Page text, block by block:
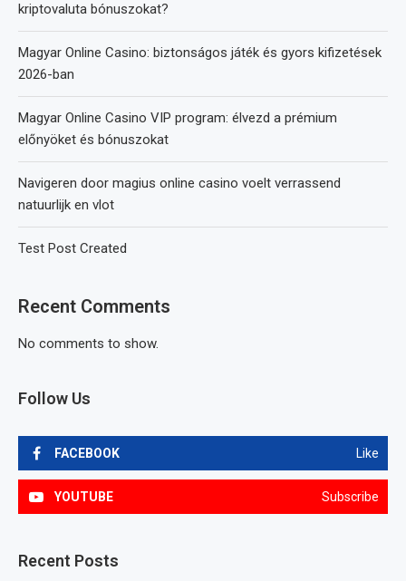
kriptovaluta bónuszokat?
Magyar Online Casino: biztonságos játék és gyors kifizetések
2026-ban
Magyar Online Casino VIP program: élvezd a prémium
előnyöket és bónuszokat
Navigeren door magius online casino voelt verrassend
natuurlijk en vlot
Test Post Created
Recent Comments
No comments to show.
Follow Us
FACEBOOK Like
YOUTUBE Subscribe
Recent Posts